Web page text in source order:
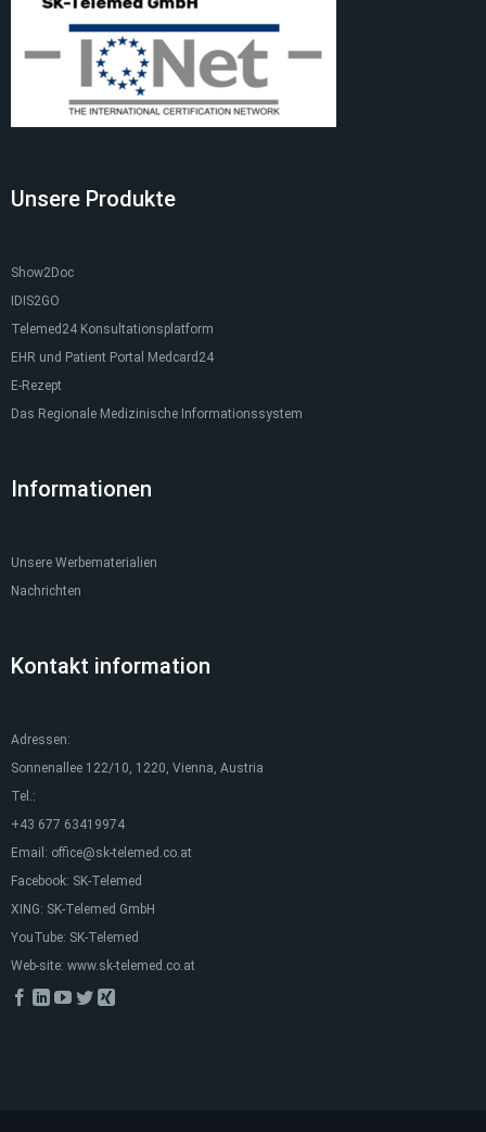
Unsere Produkte
Show2Doc
IDIS2GO
Telemed24 Konsultationsplatform
EHR und Patient Portal Medcard24
E-Rezept
Das Regionale Medizinische Informationssystem
Informationen
Unsere Werbematerialien
Nachrichten
Kontakt information
Adressen:
Sonnenallee 122/10, 1220, Vienna, Austria
Tel.:
+43 677 63419974
Email: office@sk-telemed.co.at
Facebook: SK-Telemed
XING: SK-Telemed GmbH
YouTube: SK-Telemed
Web-site: www.sk-telemed.co.at